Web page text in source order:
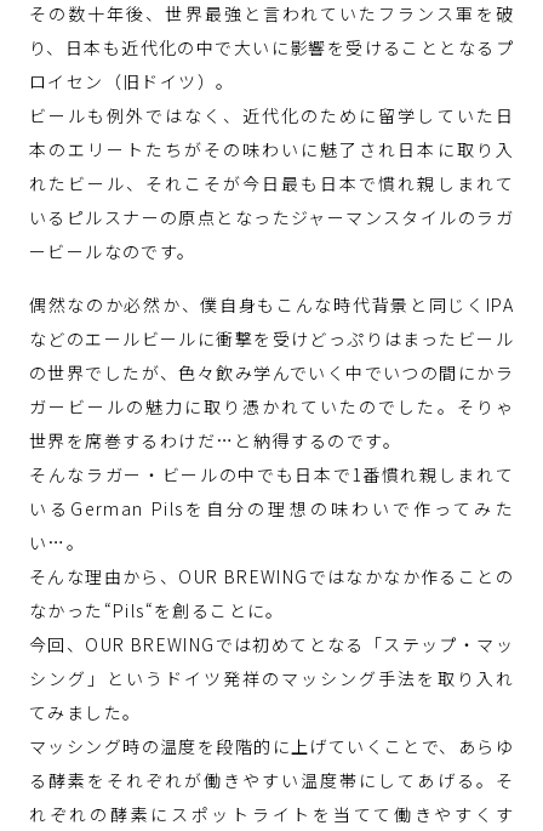
その数十年後、世界最強と言われていたフランス軍を破
り、日本も近代化の中で大いに影響を受けることとなるプ
ロイセン（旧ドイツ）。
ビールも例外ではなく、近代化のために留学していた日
本のエリートたちがその味わいに魅了され日本に取り入
れたビール、それこそが今日最も日本で慣れ親しまれて
いるピルスナーの原点となったジャーマンスタイルのラガ
ービールなのです。
偶然なのか必然か、僕自身もこんな時代背景と同じくIPA
などのエールビールに衝撃を受けどっぷりはまったビール
の世界でしたが、色々飲み学んでいく中でいつの間にかラ
ガービールの魅力に取り憑かれていたのでした。そりゃ
世界を席巻するわけだ…と納得するのです。
そんなラガー・ビールの中でも日本で1番慣れ親しまれて
いるGerman Pilsを自分の理想の味わいで作ってみた
い…。
そんな理由から、OUR BREWINGではなかなか作ることの
なかった“Pils“を創ることに。
今回、OUR BREWINGでは初めてとなる「ステップ・マッ
シング」というドイツ発祥のマッシング手法を取り入れ
てみました。
マッシング時の温度を段階的に上げていくことで、あらゆ
る酵素をそれぞれが働きやすい温度帯にしてあげる。そ
れぞれの酵素にスポットライトを当てて働きやすくす